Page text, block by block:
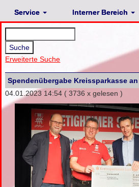
Service Interner Bereich
Erweiterte Suche
Spendenübergabe Kreissparkasse
04.01.2023 14:54 ( 3736 x gelesen )